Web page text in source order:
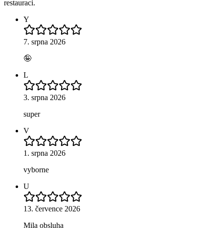
restauraci.
Y
7. srpna 2026
🤪
L
3. srpna 2026
super
V
1. srpna 2026
vyborne
U
13. července 2026
Mila obsluha